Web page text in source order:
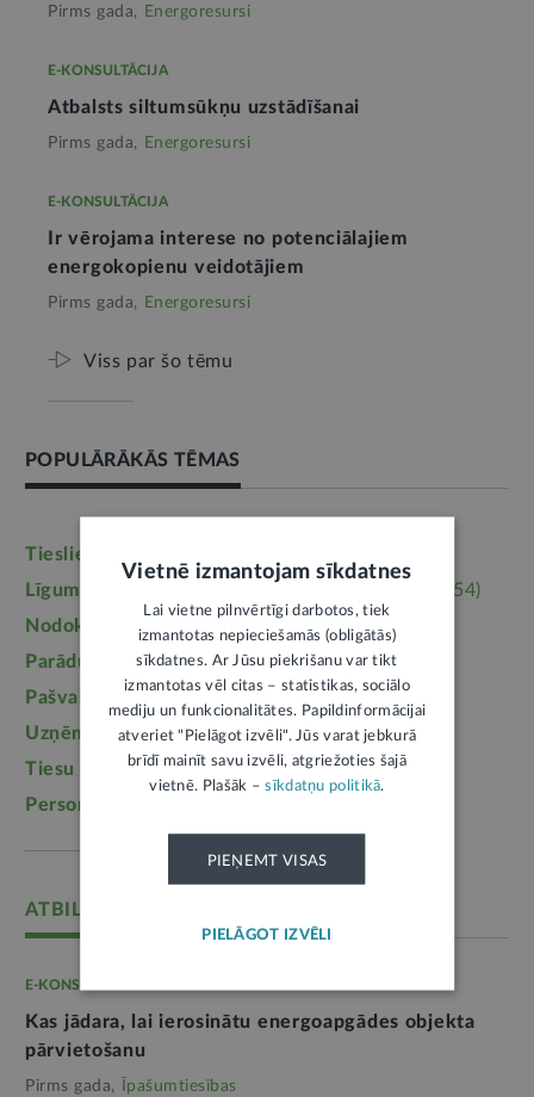
Pirms gada, Energoresursi
E-KONSULTĀCIJA
Atbalsts siltumsūkņu uzstādīšanai
Pirms gada, Energoresursi
E-KONSULTĀCIJA
Ir vērojama interese no potenciālajiem
energokopienu veidotājiem
Pirms gada, Energoresursi
Viss par šo tēmu
POPULĀRĀKĀS TĒMAS
Tieslietas
Līgumi, dokumenti
(3954)
Nodokļi
(3710) Mājoklis (3142)
Parādu piedziņa(2558) Labklājība(2254)
Pašvaldības
(1457)
Uzņēmējdarbība(1355) Ģimene(1241)
Tiesu sistēma(1099) Izglītība(1095)
Personas dati
ATBILD: AS "SADALES TĪKLS"
E-KONSULTĀCIJA
Kas jādara, lai ierosinātu energoapgādes objekta
pārvietošanu
Pirms gada, Īpašumtiesības
Vietnē izmantojam sīkdatnes
Lai vietne pilnvērtīgi darbotos, tiek
izmantotas nepieciešamās (obligātās)
sīkdatnes. Ar Jūsu piekrišanu var tikt
izmantotas vēl citas – statistikas, sociālo
mediju un funkcionalitātes. Papildinformācijai
atveriet "Pielāgot izvēli". Jūs varat jebkurā
brīdī mainīt savu izvēli, atgriežoties šajā
vietnē. Plašāk –sīkdatņu politikā.
PIEŅEMT VISAS
PIELĀGOT IZVĒLI